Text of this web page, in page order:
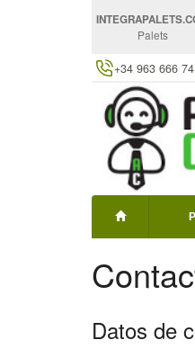
INTEGRAPALETS
Palets
+34 963 666
Datos de